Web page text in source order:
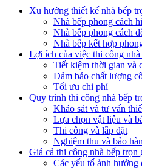
Xu hướng thiết kế nhà bếp
Nhà bếp phong cách
Nhà bếp phong cách
Nhà bếp kết hợp
Lợi ích của việc thi công
Tiết kiệm thời gian và
Đảm bảo chất lượng
Tối ưu chi phí
Quy trình thi công nhà bếp
Khảo sát và tư vấn
Lựa chọn vật liệu và
Thi công và lắp đặt
Nghiệm thu và bảo
Giá cả thi công nhà bếp
Các yếu tố ảnh hưởng